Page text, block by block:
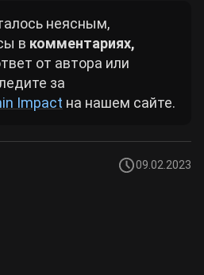
неясным,
в комментариях,
от автора или
за
Impact на нашем сайте.
09.02.2023